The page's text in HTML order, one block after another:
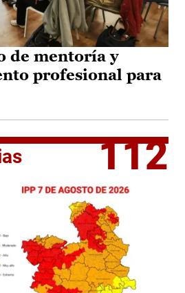
de mentoría y
profesional para
112